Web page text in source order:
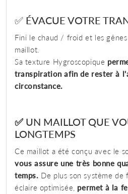
✅ ÉVACUE VOTRE
Fini le chaud / froid et les
maillot.
Sa texture Hygroscopique
transpiration afin de rester à
circonstance.
✅ UN MAILLOT QUE
LONGTEMPS
Ce maillot a été conçu avec le
vous assure une très bonne
temps. De plus son système de
éclaire optimisée, permet à la